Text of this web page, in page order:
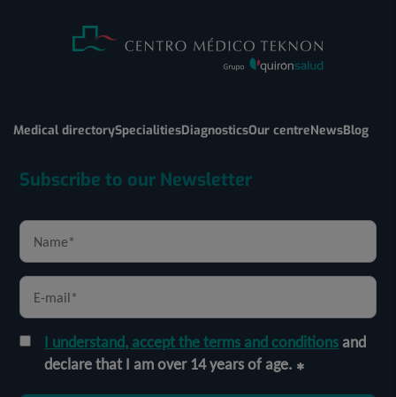
Medical directorySpecialitiesDiagnosticsOur centreNewsBlog
Subscribe to our Newsletter
I understand, accept the terms and conditionsand
declare that I am over 14 years of age.